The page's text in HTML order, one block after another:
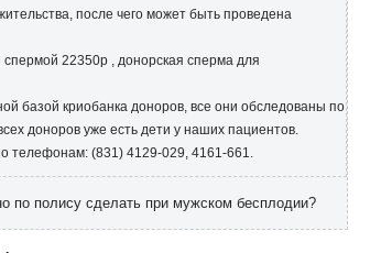
после чего может быть проведена
22350р , донорская сперма для
базой криобанка доноров, все они обследованы по
доноров уже есть дети у наших пациентов.
телефонам: (831) 4129-029, 4161-661.
по полису сделать при мужском бесплодии?